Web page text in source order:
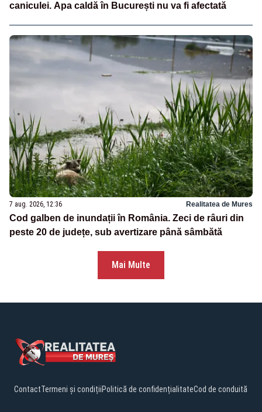
caniculei. Apa caldă în București nu va fi afectată
7 aug. 2026, 12:36 Realitatea de Mures
Cod galben de inundații în România. Zeci de râuri din
peste 20 de județe, sub avertizare până sâmbătă
Mai Multe
ContactTermeni și condițiiPolitică de confidențialitateCod de conduită